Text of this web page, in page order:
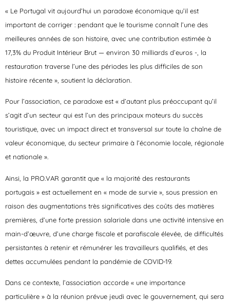
« Le Portugal vit aujourd’hui un paradoxe économique qu’il est
important de corriger : pendant que le tourisme connaît l’une des
meilleures années de son histoire, avec une contribution estimée à
17,3% du Produit Intérieur Brut — environ 30 milliards d’euros -, la
restauration traverse l’une des périodes les plus difficiles de son
histoire récente », soutient la déclaration.
Pour l’association, ce paradoxe est « d’autant plus préoccupant qu’il
s’agit d’un secteur qui est l’un des principaux moteurs du succès
touristique, avec un impact direct et transversal sur toute la chaîne de
valeur économique, du secteur primaire à l’économie locale, régionale
et nationale ».
Ainsi, la PRO.VAR garantit que « la majorité des restaurants
portugais » est actuellement en « mode de survie », sous pression en
raison des augmentations très significatives des coûts des matières
premières, d’une forte pression salariale dans une activité intensive en
main-d’œuvre, d’une charge fiscale et parafiscale élevée, de difficultés
persistantes à retenir et rémunérer les travailleurs qualifiés, et des
dettes accumulées pendant la pandémie de COVID-19.
Dans ce contexte, l’association accorde « une importance
particulière » à la réunion prévue jeudi avec le gouvernement, qui sera